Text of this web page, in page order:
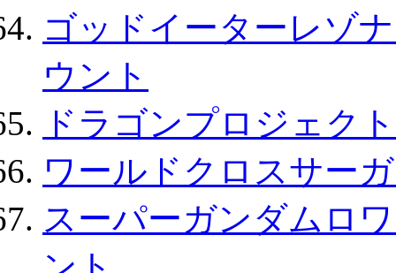
ゴッドイーターレゾ
ウント
ドラゴンプロジェク
ワールドクロスサー
スーパーガンダムロ